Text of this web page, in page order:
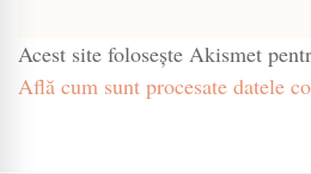
Acest site folosește Akismet
Află cum sunt procesate datele